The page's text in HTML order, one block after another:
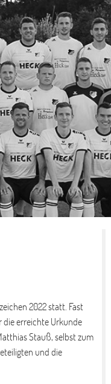
2022 statt. Fast
die erreichte Urkunde
Stauß, selbst zum
und die